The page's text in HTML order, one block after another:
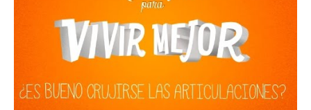
articulación se van desgastando, provocando que exista
inestabilidadde la articulación. Además, al
distenderse las estructuras, se necesita cada vez un
mayor estiramientopara que se produzca el sonido.
Esto produce, a su vez, un aumento de la inestabilidad,
y de la probabilidad de queaparezcan patologías o